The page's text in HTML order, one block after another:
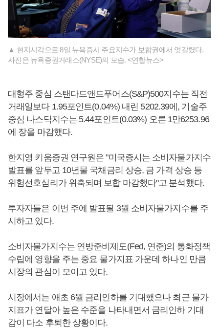
▲ 현지시각으로 8일 뉴욕증시 주요지수가 보합권에서 엇갈렸다.
사진은 뉴욕증권거래소(NYSE)의 모습. <연합뉴스>
대형주 중심 스탠다드앤드푸어스(S&P)500지수는 직전
거래일보다 1.95포인트(0.04%) 내린 5202.39에, 기술주
중심 나스닥지수는 5.44포인트(0.03%) 오른 1만6253.96
에 장을 마감했다.
한지영 키움증권 연구원은 "미국증시는 소비자물가지수
발표를 앞두고 10년물 국채금리 상승, 금 가격 상승 등
위험선호심리가 위축되며 보합 마감했다"고 분석했다.
투자자들은 이번 주에 발표될 3월 소비자물가지수를 주
시하고 있다.
소비자물가지수는 연방준비제도(Fed, 연준)의 통화정책
수립에 영향을 주는 중요 물가지표 가운데 하나인 만큼
시장의 관심이 모이고 있다.
시장에서는 애초 6월 금리인하를 기대했으나 최근 물가
지표가 연달아 높은 수준을 나타내면서 금리인하 기대
감이 다소 후퇴한 상황이다.